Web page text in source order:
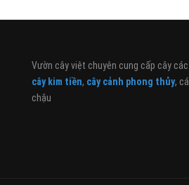
Vườn cây việt chuyên cung cấp cây
cây kim tiền, cây cảnh phong thủy,
chậu